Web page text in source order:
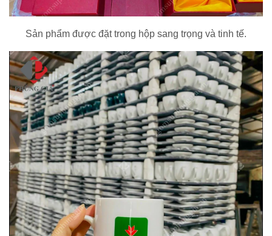
Sản phẩm được đặt trong hộp sang trọng và tinh tế.